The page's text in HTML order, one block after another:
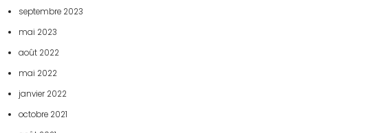
septembre 2023
mai 2023
août 2022
mai 2022
janvier 2022
octobre 2021